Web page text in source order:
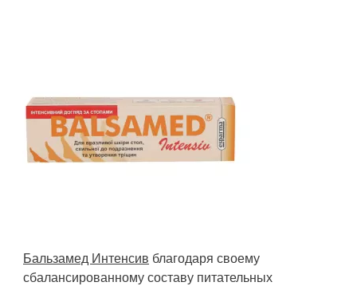
Бальзамед Интенсив благодаря своему
сбалансированному составу питательных